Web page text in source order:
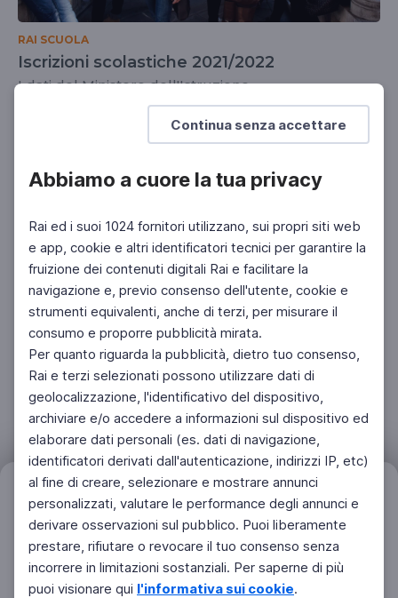
Continua senza accettare
Abbiamo a cuore la tua privacy
Rai ed i suoi 1024 fornitori utilizzano, sui propri siti web
e app, cookie e altri identificatori tecnici per garantire la
fruizione dei contenuti digitali Rai e facilitare la
navigazione e, previo consenso dell'utente, cookie e
strumenti equivalenti, anche di terzi, per misurare il
consumo e proporre pubblicità mirata.
Per quanto riguarda la pubblicità, dietro tuo consenso,
Rai e terzi selezionati possono utilizzare dati di
geolocalizzazione, l'identificativo del dispositivo,
archiviare e/o accedere a informazioni sul dispositivo ed
elaborare dati personali (es. dati di navigazione,
identificatori derivati dall'autenticazione, indirizzi IP, etc)
al fine di creare, selezionare e mostrare annunci
personalizzati, valutare le performance degli annunci e
derivare osservazioni sul pubblico. Puoi liberamente
prestare, rifiutare o revocare il tuo consenso senza
incorrere in limitazioni sostanziali. Per saperne di più
puoi visionare qui l'informativa sui cookie.
RAI SCUOLA
Iscrizioni scolastiche 2021/2022
I dati del Ministero dell'Istruzione
Filtri Azzera